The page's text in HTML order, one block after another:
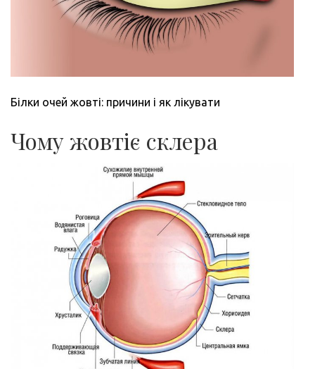
Білки очей жовті: причини і як лікувати
Чому жовтіє склера